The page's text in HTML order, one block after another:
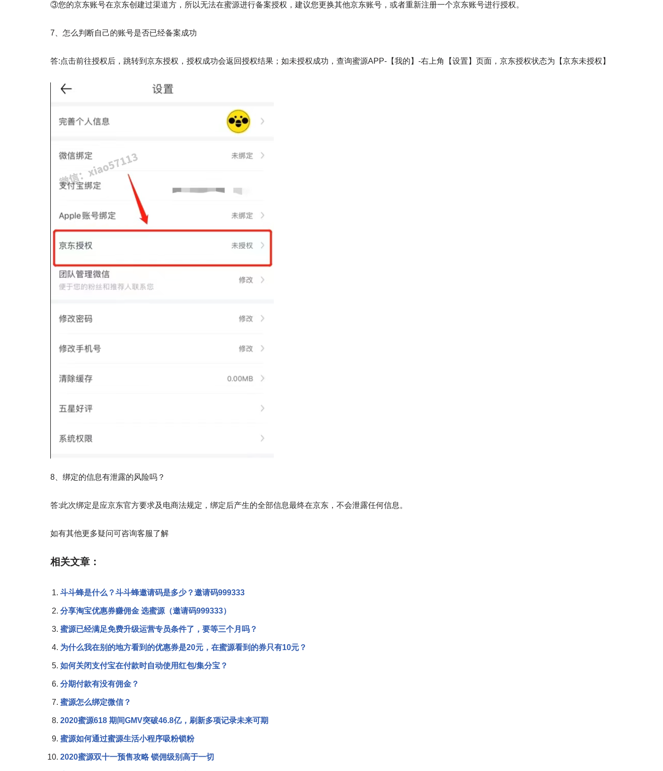
③您的京东账号在京东创建过渠道方，所以无法在蜜源进行备案授权，建议您更换其他京东账号，或者重新注册一个京东账号进行授权。
7、怎么判断自己的账号是否已经备案成功
答:点击前往授权后，跳转到京东授权，授权成功会返回授权结果；如未授权成功，查询蜜源APP-【我的】-右上角【设置】页面，京东授权状态为【京东未授权】
8、绑定的信息有泄露的风险吗？
答:此次绑定是应京东官方要求及电商法规定，绑定后产生的全部信息最终在京东，不会泄露任何信息。
如有其他更多疑问可咨询客服了解
相关文章：
斗斗蜂是什么？斗斗蜂邀请码是多少？邀请码999333
分享淘宝优惠券赚佣金 选蜜源（邀请码999333）
蜜源已经满足免费升级运营专员条件了，要等三个月吗？
为什么我在别的地方看到的优惠券是20元，在蜜源看到的券只有10元？
如何关闭支付宝在付款时自动使用红包/集分宝？
分期付款有没有佣金？
蜜源怎么绑定微信？
2020蜜源618 期间GMV突破46.8亿，刷新多项记录未来可期
蜜源如何通过蜜源生活小程序吸粉锁粉
2020蜜源双十一预售攻略 锁佣级别高于一切